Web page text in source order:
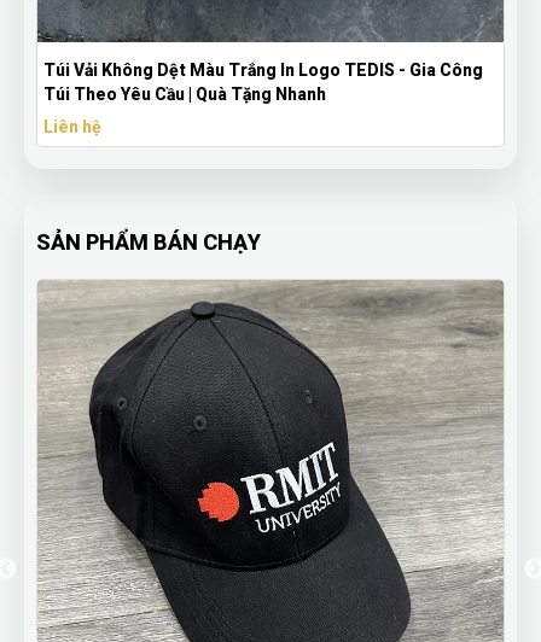
Túi Vải Không Dệt Màu Trắng In Logo TEDIS - Gia Công
Túi Theo Yêu Cầu | Quà Tặng Nhanh
Liên hệ
SẢN PHẨM BÁN CHẠY